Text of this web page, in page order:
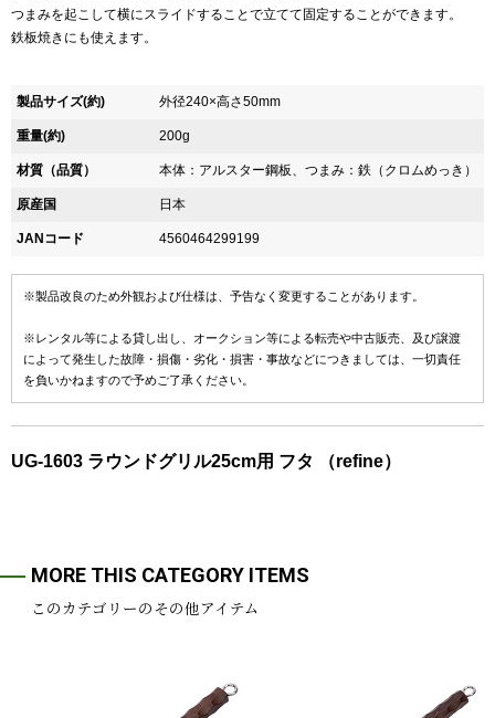
つまみを起こして横にスライドすることで立てて固定することができます。
鉄板焼きにも使えます。
製品サイズ(約) 外径240×高さ50mm
重量(約) 200g
材質（品質） 本体：アルスター鋼板、つまみ：鉄（クロムめっき）
原産国 日本
JANコード 4560464299199
※製品改良のため外観および仕様は、予告なく変更することがあります。
※レンタル等による貸し出し、オークション等による転売や中古販売、及び譲渡
によって発生した故障・損傷・劣化・損害・事故などにつきましては、一切責任
を負いかねますので予めご了承ください。
UG-1603 ラウンドグリル25cm用 フタ （refine）
MORE THIS CATEGORY ITEMS
このカテゴリーのその他アイテム